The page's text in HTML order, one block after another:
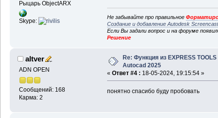
Рыцарь ObjectARX
Skype:
Не забывайте про правильное
Создание и добавление Autodesk
Если Вы задали вопрос и на форуме
Решение
altver
ADN OPEN
Сообщений: 168
Карма: 2
Re: Функция из EXPRESS TOOLS
Autocad 2025
« Ответ #4 : 18-05-2024, 19:15:54 »
понятно спасибо буду пробовать